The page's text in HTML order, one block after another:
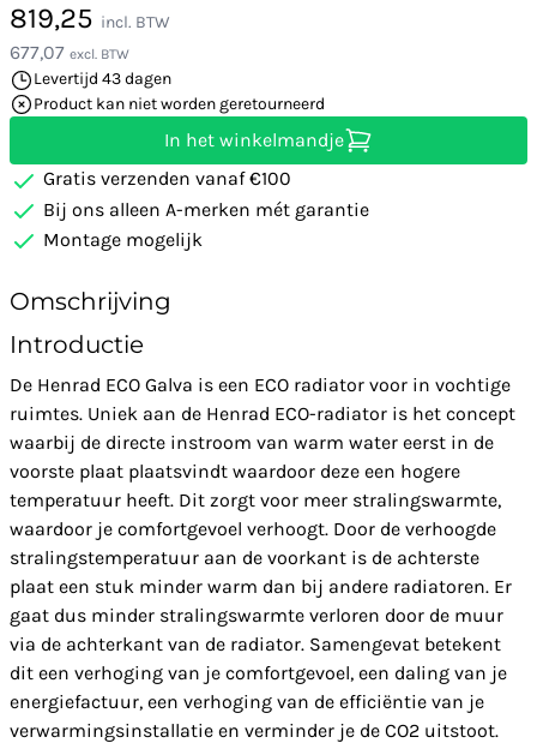
819,25 incl. BTW
677,07 excl. BTW
Levertijd 43 dagen
Product kan niet worden geretourneerd
In het winkelmandje
Gratis verzenden vanaf €100
Bij ons alleen A-merken mét garantie
Montage mogelijk
Omschrijving
Introductie
De Henrad ECO Galva is een ECO radiator voor in vochtige
ruimtes. Uniek aan de Henrad ECO-radiator is het concept
waarbij de directe instroom van warm water eerst in de
voorste plaat plaatsvindt waardoor deze een hogere
temperatuur heeft. Dit zorgt voor meer stralingswarmte,
waardoor je comfortgevoel verhoogt. Door de verhoogde
stralingstemperatuur aan de voorkant is de achterste
plaat een stuk minder warm dan bij andere radiatoren. Er
gaat dus minder stralingswarmte verloren door de muur
via de achterkant van de radiator. Samengevat betekent
dit een verhoging van je comfortgevoel, een daling van je
energiefactuur, een verhoging van de efficiëntie van je
verwarmingsinstallatie en verminder je de CO2 uitstoot.